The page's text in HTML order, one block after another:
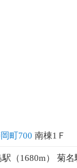
町700 南棟1Ｆ
（1680m） 菊名